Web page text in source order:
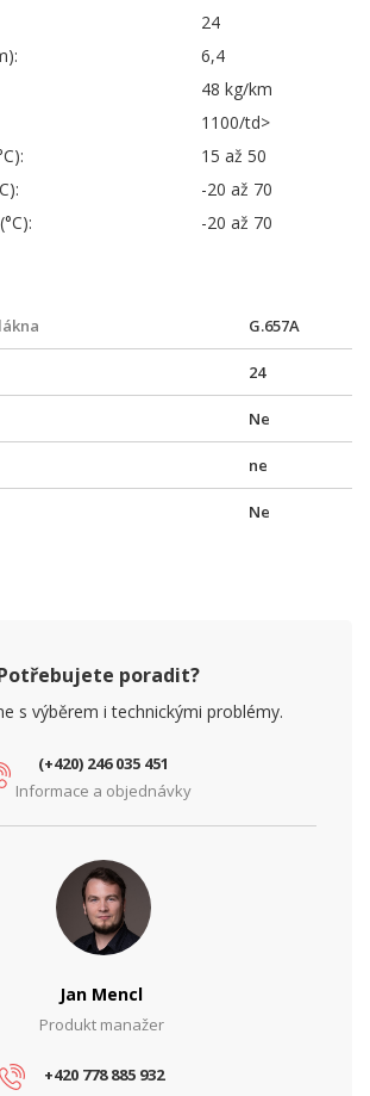
24
6,4
48 kg/km
1100/td>
15 až 50
-20 až 70
-20 až 70
G.657A
24
Ne
ne
Ne
poradit?
s výběrem i technickými problémy.
(+420) 246 035 451
Informace a objednávky
Jan Mencl
Produkt manažer
+420 778 885 932